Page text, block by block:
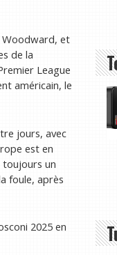
Woodward, et
de la
League
américain, le
jours, avec
est en
toujours un
foule, après
2025 en